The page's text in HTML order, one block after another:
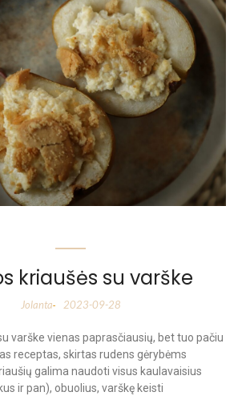
kriaušės su varške
Jolanta- 2023-09-28
varške vienas paprasčiausių, bet tuo pačiu
receptas, skirtas rudens gėrybėms
galima naudoti visus kaulavaisius
ir pan), obuolius, varškę keisti